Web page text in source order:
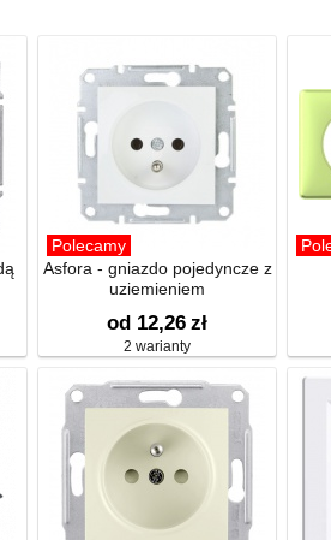
Polecamy
Asfora - gniazdo pojedyncze z
uziemieniem
od 12,26 zł
2 warianty